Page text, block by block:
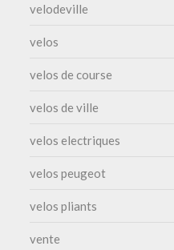
velodeville
velos
velos de course
velos de ville
velos electriques
velos peugeot
velos pliants
vente